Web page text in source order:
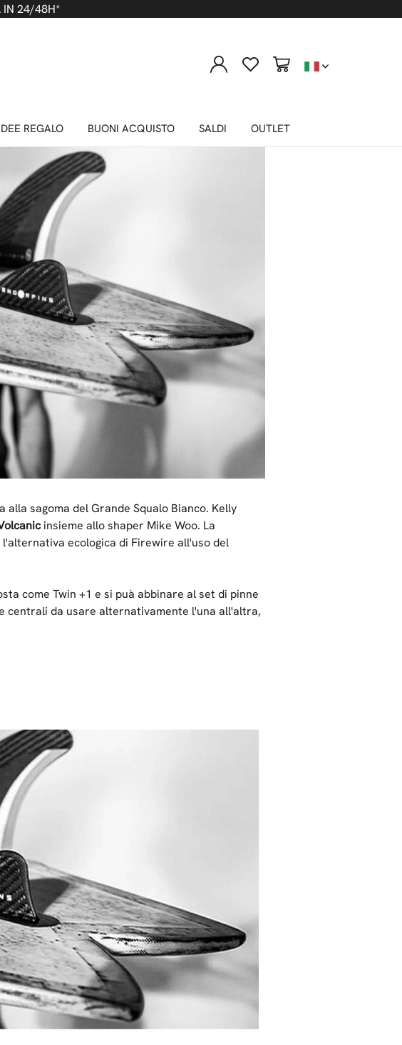
IN 24/48H*
REGALO BUONI ACQUISTO SALDI OUTLET
WHITE TWIN
sagoma del Grande Squalo Bianco. Kelly
insieme allo shaper Mike Woo. La
ecologica di Firewire all'uso del
come Twin +1 e si puà abbinare al set di pinne
centrali da usare alternativamente l'una all'altra,